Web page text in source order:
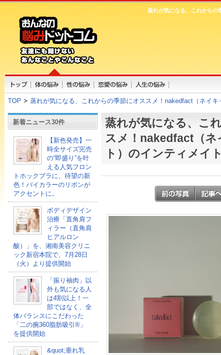
蒸れが気になる、これからの
TOP > 蒸れが気になる、これからの季節にオススメ！nakedfact（ネイ
新着ニュース30件
【新色発売】一
時全サイズ完売
の“即盛り”を叶
える人気フロン
トホックブラに、待望の新
色！バイカラーのリボンが
アクセントに。
ボディデザイン
治療「直角肩フ
ィラー（直角肩
ヒアルロン
酸）」を、湘南美容クリニ
ック新宿本院で、7月28日
（火）より提供開始
「振り袖肉」以
外も気になる人
は4割以上！一
部ではなく、全
体バランスにこだわった
「二の腕360脂肪吸引®」
を提供開始
&quot;垂れ乳
蒸れが気になる、こ
スメ！nakedfact（ネ
ト）のインティメイ